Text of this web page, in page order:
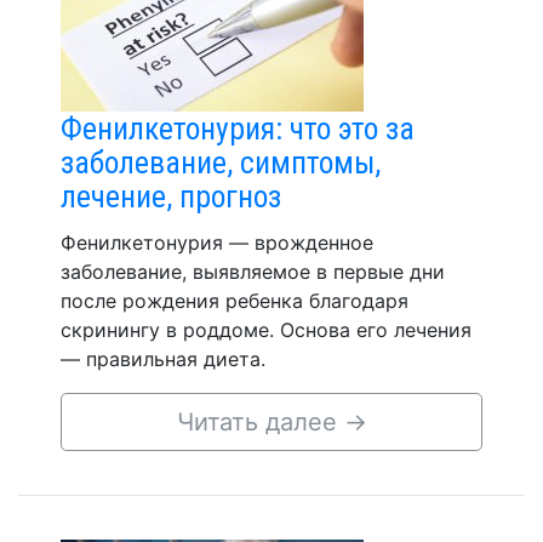
Фенилкетонурия: что это за
заболевание, симптомы,
лечение, прогноз
Фенилкетонурия — врожденное
заболевание, выявляемое в первые дни
после рождения ребенка благодаря
скринингу в роддоме. Основа его лечения
— правильная диета.
Читать далее →